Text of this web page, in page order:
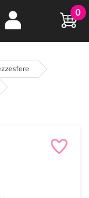
e
anni online
0